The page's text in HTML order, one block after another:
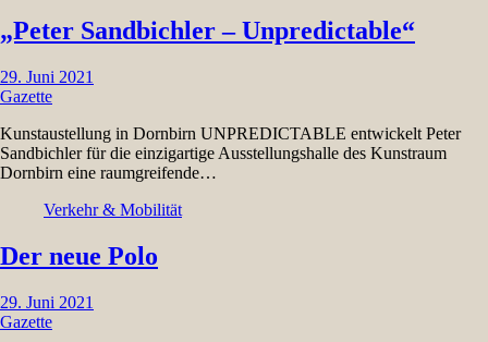
„Peter Sandbichler – Unpredictable“
29. Juni 2021
Gazette
Kunstaustellung in Dornbirn UNPREDICTABLE entwickelt Peter
Sandbichler für die einzigartige Ausstellungshalle des Kunstraum
Dornbirn eine raumgreifende…
Verkehr & Mobilität
Der neue Polo
29. Juni 2021
Gazette